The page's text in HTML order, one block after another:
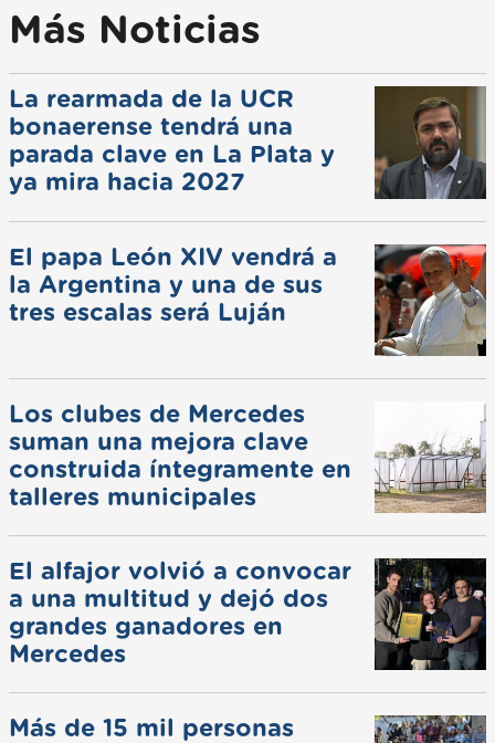
Más Noticias
La rearmada de la UCR
bonaerense tendrá una
parada clave en La Plata y
ya mira hacia 2027
El papa León XIV vendrá a
la Argentina y una de sus
tres escalas será Luján
Los clubes de Mercedes
suman una mejora clave
construida íntegramente en
talleres municipales
El alfajor volvió a convocar
a una multitud y dejó dos
grandes ganadores en
Mercedes
Más de 15 mil personas